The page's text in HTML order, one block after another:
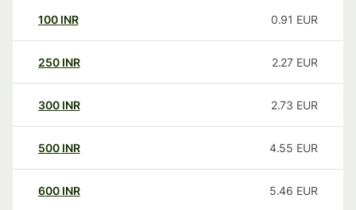
100 INR 0.91 EUR
250 INR 2.27 EUR
300 INR 2.73 EUR
500 INR 4.55 EUR
600 INR 5.46 EUR